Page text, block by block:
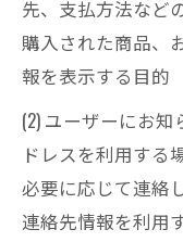
先、支払方法など
購入された商品、
報を表示する目的
(2) ユーザーにお
ドレスを利用する
必要に応じて連絡
連絡先情報を利用